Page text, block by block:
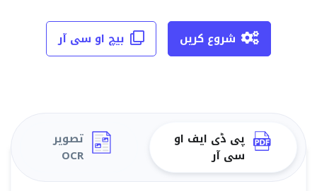
بیچ او سی آر شروع کریں
تصویر
OCR
پی ڈی ایف او
سی آر